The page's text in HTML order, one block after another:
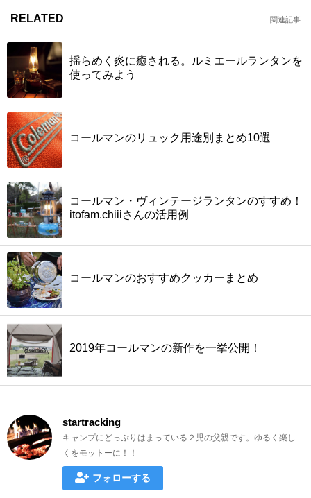
RELATED 関連記事
揺らめく炎に癒される。ルミエールランタンを
使ってみよう
コールマンのリュック用途別まとめ10選
コールマン・ヴィンテージランタンのすすめ！
itofam.chiiiさんの活用例
コールマンのおすすめクッカーまとめ
2019年コールマンの新作を一挙公開！
startracking
キャンプにどっぷりはまっている２児の父親です。ゆるく楽し
くをモットーに！！
フォローする